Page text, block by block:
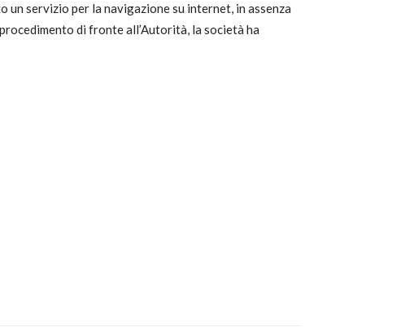
un servizio per la navigazione su internet, in assenza
di fronte all’Autorità, la società ha